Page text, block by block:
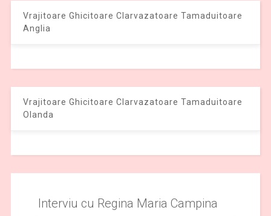
Vrajitoare Ghicitoare Clarvazatoare Tamaduitoare
Anglia
Vrajitoare Ghicitoare Clarvazatoare Tamaduitoare
Olanda
Interviu cu Regina Maria Campina